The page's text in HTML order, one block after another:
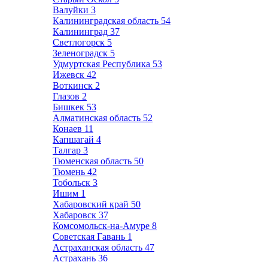
Валуйки 3
Калининградская область 54
Калининград 37
Светлогорск 5
Зеленоградск 5
Удмуртская Республика 53
Ижевск 42
Воткинск 2
Глазов 2
Бишкек 53
Алматинская область 52
Конаев 11
Капшагай 4
Талгар 3
Тюменская область 50
Тюмень 42
Тобольск 3
Ишим 1
Хабаровский край 50
Хабаровск 37
Комсомольск-на-Амуре 8
Советская Гавань 1
Астраханская область 47
Астрахань 36